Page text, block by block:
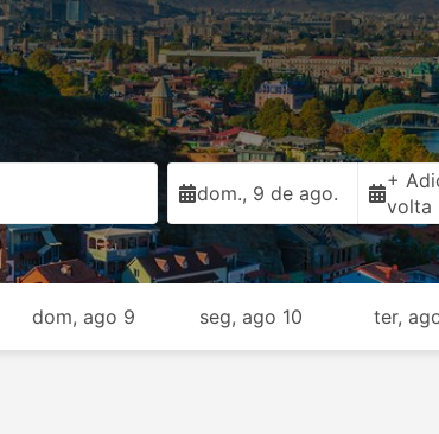
dom., 9 de ago.
+
volta
dom, ago 9 seg, ago 10 ter,